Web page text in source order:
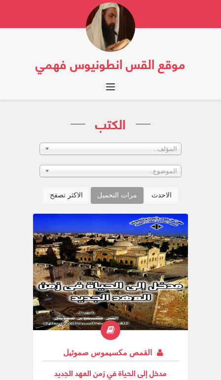
موقع القس انطونيوس فهمي
Toggle navigation
الكتب
المؤلف...
الموضوع...
الاحدث مرات التحميل الاكثر تصفح
القمص مكسيموس صموئيل
مدخل إلى الحياة في زمن العهد الجديد